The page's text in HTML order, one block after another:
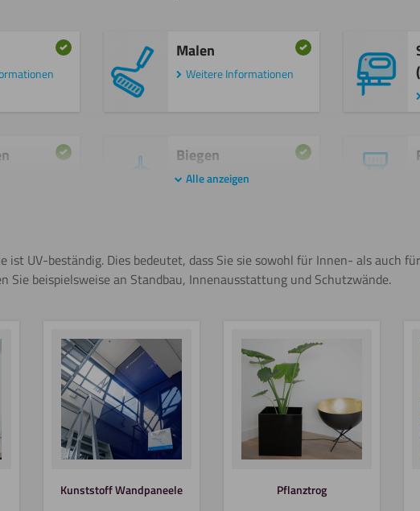
Malen
Weitere Informationen
Biegen
(warm)
(Kreissäge)
(kalt)
Alle anzeigen
ist UV-beständig. Dies bedeutet, dass Sie sie sowohl für Innen- als auch
Sie beispielsweise an Standbau, Innenausstattung und Schutzwände.
Kunststoff Wandpaneele Pflanztrog